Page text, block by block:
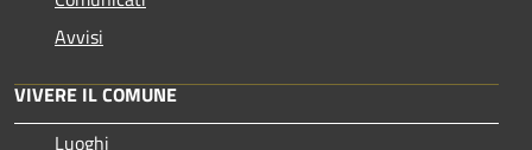
Avvisi
VIVERE IL COMUNE
Luoghi